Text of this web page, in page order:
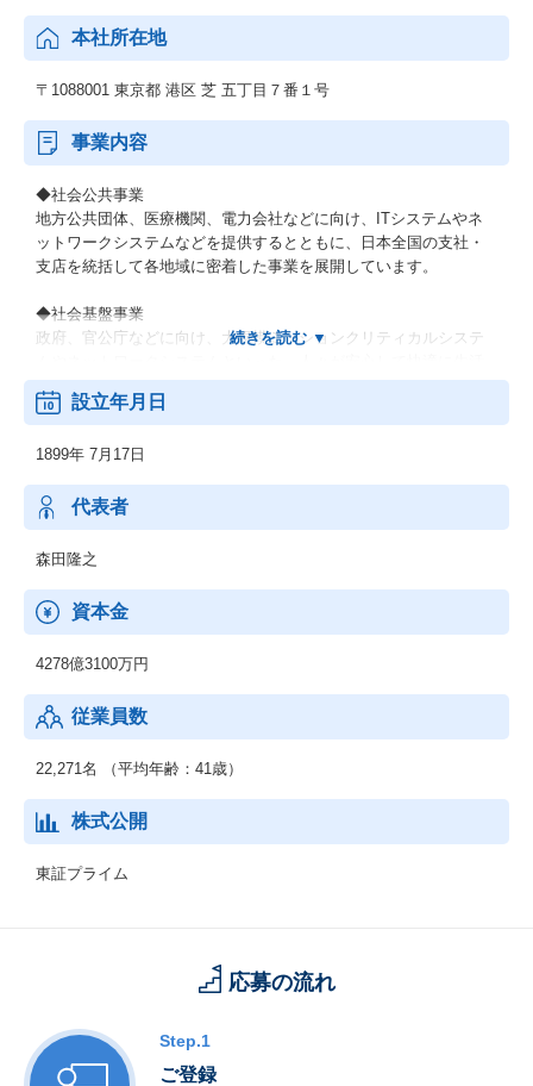
本社所在地
〒1088001 東京都 港区 芝 五丁目７番１号
事業内容
◆社会公共事業
地方公共団体、医療機関、電力会社などに向け、ITシステムやネ
ットワークシステムなどを提供するとともに、日本全国の支社・
支店を統括して各地域に密着した事業を展開しています。
◆社会基盤事業
政府、官公庁などに向け、大規模ミッションクリティカルシステ
できるための社会インフラを提供しています。
製造業、流通・サービス業、金融業などの民需向けにITソリュー
ションを提供し、お客さまの新サービス立ち上げなどに貢献して
います。最先端のデジタル技術を活用し、お客さまとの共創を通
じて、人やモノ、プロセスを企業・産業の枠を超えてつなぎ、バ
リューチェーン全体で新たな価値を生み出します。
◆ネットワークサービス事業
通信事業者向けに、ネットワーク構築に必要な機器や運用管理の
に、IoT/5G時代に向けてネットワークへのニーズが多様化する
中、テレコムキャリア市場で培ったネットワークの強みをサービ
スプロバイダや製造業、流通・サービス業、自治体などの市場に
展開していきます。
海外市場を対象として、セーファーシティ（パブリックセーフテ
ィ、デジタル・ガバメント、デジタル・ファイナンス）、サービ
スプロバイダ向けソフトウェア・サービス、海洋システムなどを
提供しています。AI、IoT関連の先端技術を活用し、安全・安心で
設立年月日
1899年 7月17日
代表者
森田隆之
資本金
4278億3100万円
従業員数
22,271名 （平均年齢：41歳）
株式公開
東証プライム
応募の流れ
Step.1
ご登録